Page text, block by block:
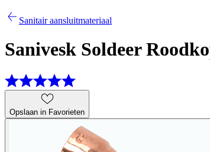
Sanitair aansluitmateriaal
Sanivesk Soldeer
Opslaan in Favorieten